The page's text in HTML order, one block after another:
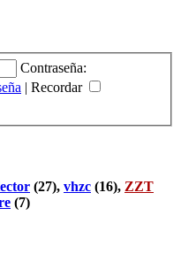
Contraseña:
| Recordar
(27), vhzc (16), ZZT
(7)